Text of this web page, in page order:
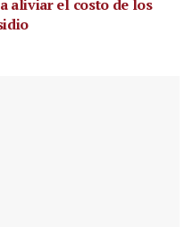
aliviar el costo de los